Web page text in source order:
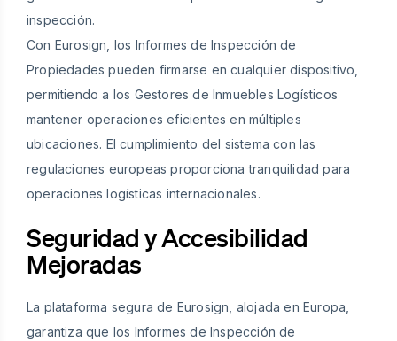
inspección.
Con Eurosign, los Informes de Inspección de
Propiedades pueden firmarse en cualquier dispositivo,
permitiendo a los Gestores de Inmuebles Logísticos
mantener operaciones eficientes en múltiples
ubicaciones. El cumplimiento del sistema con las
regulaciones europeas proporciona tranquilidad para
operaciones logísticas internacionales.
Seguridad y Accesibilidad
Mejoradas
La plataforma segura de Eurosign, alojada en Europa,
garantiza que los Informes de Inspección de